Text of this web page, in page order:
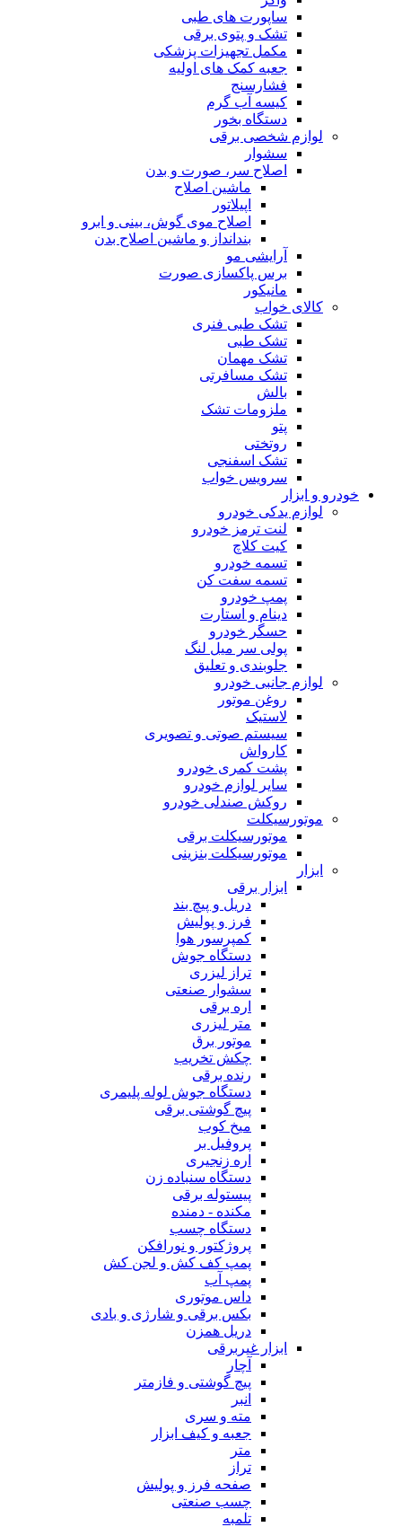
ساپورت های طبی
تشک و پتوی برقی
مکمل تجهیزات پزشکی
جعبه کمک های اولیه
فشارسنج
کیسه آب گرم
دستگاه بخور
لوازم شخصی برقی
سشوار
اصلاح سر، صورت و بدن
ماشین اصلاح
اپیلاتور
اصلاح موی گوش، بینی و ابرو
بندانداز و ماشین اصلاح بدن
آرایشی مو
برس پاکسازی صورت
مانیکور
کالای خواب
تشک طبی فنری
تشک طبی
تشک مهمان
تشک مسافرتی
بالش
ملزومات تشک
پتو
روتختی
تشک اسفنجی
سرویس خواب
خودرو و ابزار
لوازم یدکی خودرو
لنت ترمز خودرو
کیت کلاچ
تسمه خودرو
تسمه سفت کن
پمپ خودرو
دینام و استارت
حسگر خودرو
پولی سر میل لنگ
جلوبندی و تعلیق
لوازم جانبی خودرو
روغن موتور
لاستیک
سیستم صوتی و تصویری
کارواش
پشت کمری خودرو
سایر لوازم خودرو
روکش صندلی خودرو
موتورسیکلت
موتورسیکلت برقی
موتورسیکلت بنزینی
ابزار
ابزار برقی
دریل و پیچ بند
فرز و پولیش
کمپرسور هوا
دستگاه جوش
تراز لیزری
سشوار صنعتی
اره برقی
متر لیزری
موتور برق
چکش تخریب
رنده برقی
دستگاه جوش لوله پلیمری
پیچ گوشتی برقی
میخ کوب
پروفیل بر
اره زنجیری
دستگاه سنباده زن
پیستوله برقی
مکنده - دمنده
دستگاه چسب
پروژکتور و نورافکن
پمپ کف کش و لجن کش
پمپ آب
داس موتوری
بکس برقی و شارژی و بادی
دریل همزن
ابزار غیربرقی
آچار
پیچ گوشتی و فازمتر
انبر
مته و سری
جعبه و کیف ابزار
متر
تراز
صفحه فرز و پولیش
چسب صنعتی
تلمبه